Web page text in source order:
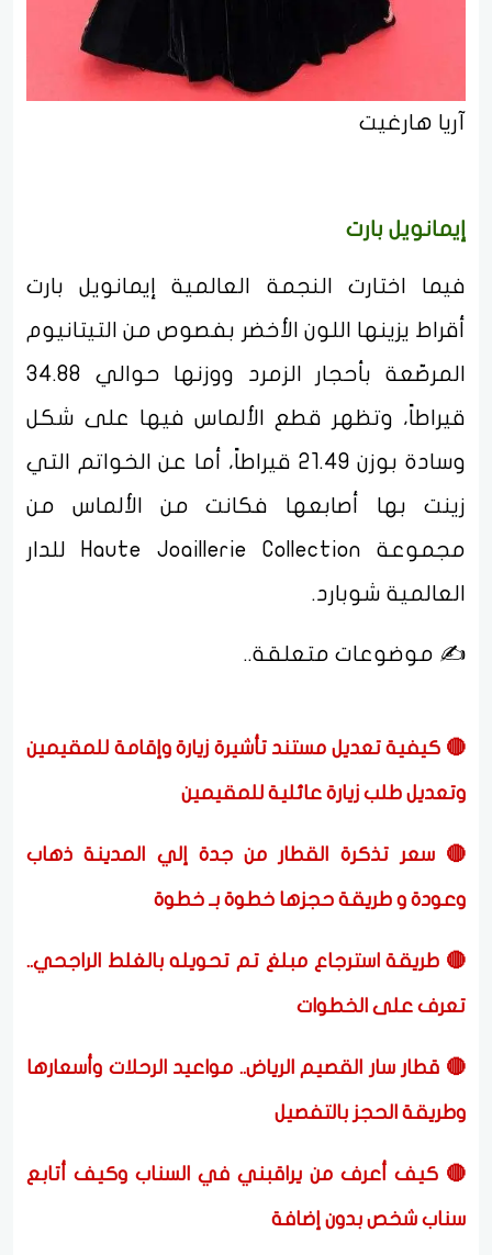
آريا هارغيت
إيمانويل بارت
فيما اختارت النجمة العالمية إيمانويل بارت
أقراط يزينها اللون الأخضر بفصوص من التيتانيوم
المرصّعة بأحجار الزمرد ووزنها حوالي 34.88
قيراطاً، وتظهر قطع الألماس فيها على شكل
وسادة بوزن 21.49 قيراطاً، أما عن الخواتم التي
زينت بها أصابعها فكانت من الألماس من
مجموعة Haute Joaillerie Collection للدار
العالمية شوبارد.
✍️ موضوعات متعلقة..
🔴 كيفية تعديل مستند تأشيرة زيارة وإقامة للمقيمين
وتعديل طلب زيارة عائلية للمقيمين
🔴 سعر تذكرة القطار من جدة إلي المدينة ذهاب
وعودة و طريقة حجزها خطوة بـ خطوة
🔴 طريقة استرجاع مبلغ تم تحويله بالغلط الراجحي..
تعرف على الخطوات
🔴 قطار سار القصيم الرياض.. مواعيد الرحلات وأسعارها
وطريقة الحجز بالتفصيل
🔴 كيف أعرف من يراقبني في السناب وكيف أتابع
سناب شخص بدون إضافة